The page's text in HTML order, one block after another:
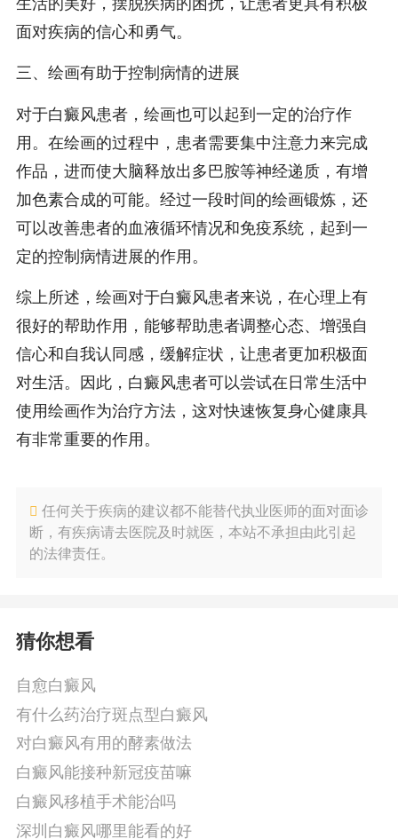
生活的美好，摆脱疾病的困扰，让患者更具有积极
面对疾病的信心和勇气。
三、绘画有助于控制病情的进展
对于白癜风患者，绘画也可以起到一定的治疗作
用。在绘画的过程中，患者需要集中注意力来完成
作品，进而使大脑释放出多巴胺等神经递质，有增
加色素合成的可能。经过一段时间的绘画锻炼，还
可以改善患者的血液循环情况和免疫系统，起到一
定的控制病情进展的作用。
综上所述，绘画对于白癜风患者来说，在心理上有
很好的帮助作用，能够帮助患者调整心态、增强自
信心和自我认同感，缓解症状，让患者更加积极面
对生活。因此，白癜风患者可以尝试在日常生活中
使用绘画作为治疗方法，这对快速恢复身心健康具
有非常重要的作用。
任何关于疾病的建议都不能替代执业医师的面对面诊
断，有疾病请去医院及时就医，本站不承担由此引起
的法律责任。
猜你想看
自愈白癜风
有什么药治疗斑点型白癜风
对白癜风有用的酵素做法
白癜风能接种新冠疫苗嘛
白癜风移植手术能治吗
深圳白癜风哪里能看的好